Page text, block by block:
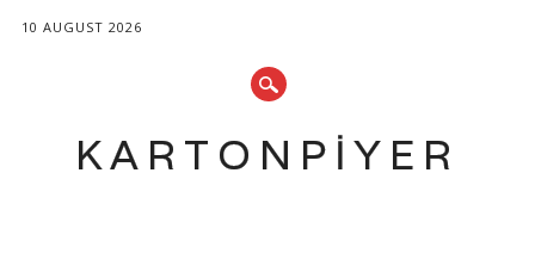
10 AUGUST 2026
KARTONPIYER